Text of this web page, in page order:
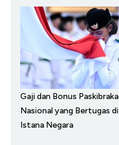
Gaji dan Bonus Paskibraka
Nasional yang Bertugas di
Istana Negara